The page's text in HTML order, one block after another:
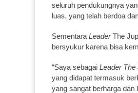
seluruh pendukungnya
luas, yang telah berdoa
Sementara LeaderThe
bersyukur karena bisa
“Saya sebagai Leader The
yang didapat termasuk
yang sangat berharga